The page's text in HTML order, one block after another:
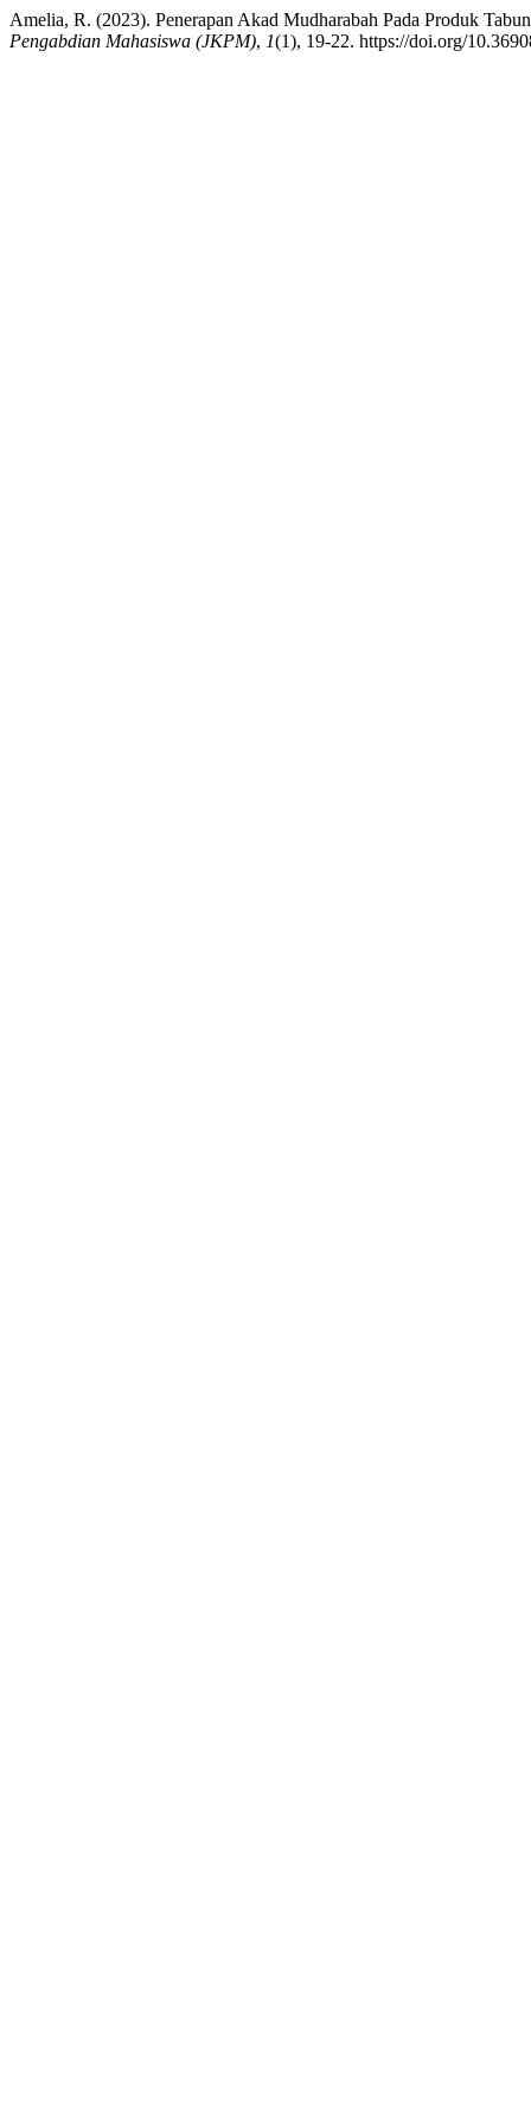
Amelia, R. (2023). Penerapan Akad Mudharabah Pada Produk
Pengabdian Mahasiswa (JKPM), 1(1), 19-22. https://doi.org/